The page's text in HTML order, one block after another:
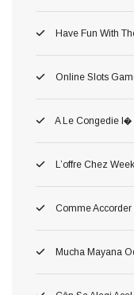
Have Fun With
Online Slots
A Le Congedie I�
L’offre Chez
Comme
Mucha Mayana